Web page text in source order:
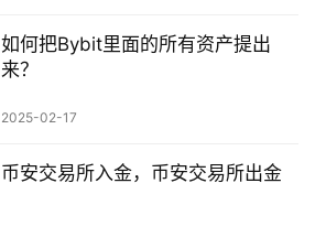
如何把Bybit里面的所有资产提出
来？
2025-02-17
币安交易所入金，币安交易所出金